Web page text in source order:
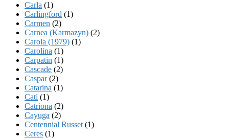
Carla (1)
Carlingford (1)
Carmen (2)
Carnea (Karmazyn) (2)
Carola (1979) (1)
Carolina (1)
Carpatin (1)
Cascade (2)
Caspar(2)
Catarina (1)
Cati (1)
Catriona (2)
Cayuga (2)
Centennial Russet (1)
Ceres (1)